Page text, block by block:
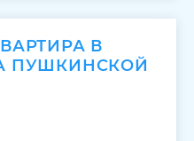
В
ПУШКИНСКОЙ